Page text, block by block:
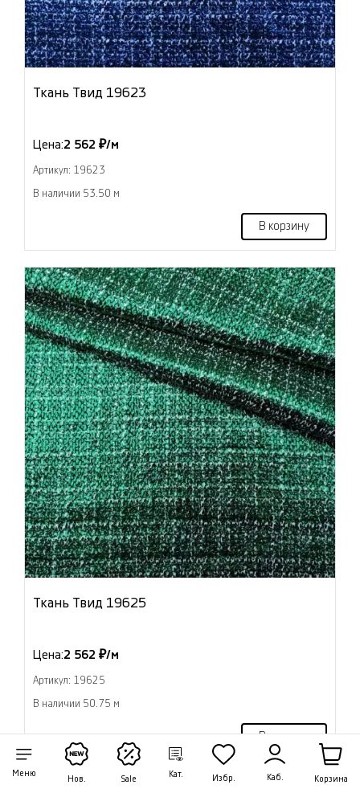
Меню
Нов. Sale
Кат. Избр. Каб. Корзина
Ткань Твид 19623
Цена:2 562 ₽/м
Артикул: 19623
В наличии 53.50 м
В корзину
Ткань Твид 19625
Цена:2 562 ₽/м
Артикул: 19625
В наличии 50.75 м
В корзину